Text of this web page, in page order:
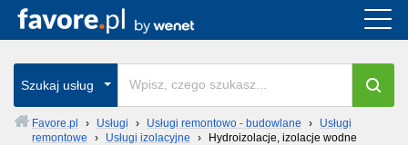
Szukaj usług
Favore.pl › Usługi › Usługi remontowo - budowlane ›
Usługi
remontowe
› Usługi izolacyjne › Hydroizolacje, izolacje wodne
Cała Polska
wszystkie w całym kraju